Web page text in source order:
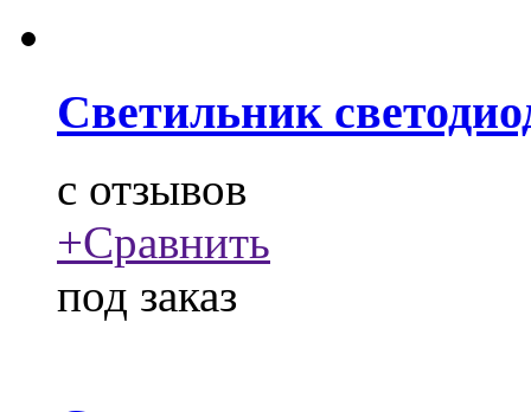
Светильник
c отзывов
+Сравнить
под заказ